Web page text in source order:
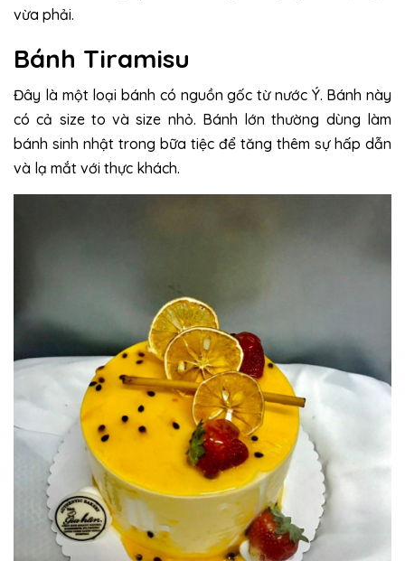
vừa phải.
Bánh Tiramisu
Đây là một loại bánh có nguồn gốc từ nước Ý. Bánh này
có cả size to và size nhỏ. Bánh lớn thường dùng làm
bánh sinh nhật trong bữa tiệc để tăng thêm sự hấp dẫn
và lạ mắt với thực khách.